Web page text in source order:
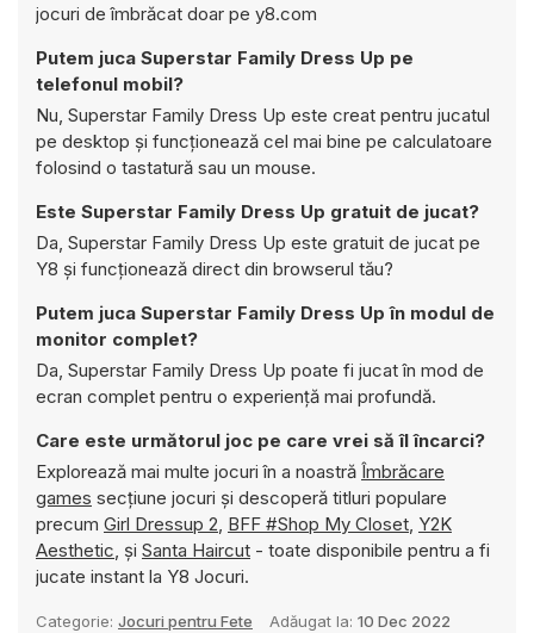
jocuri de îmbrăcat doar pe y8.com
Putem juca Superstar Family Dress Up pe
telefonul mobil?
Nu, Superstar Family Dress Up este creat pentru jucatul
pe desktop și funcționează cel mai bine pe calculatoare
folosind o tastatură sau un mouse.
Este Superstar Family Dress Up gratuit de jucat?
Da, Superstar Family Dress Up este gratuit de jucat pe
Y8 și funcționează direct din browserul tău?
Putem juca Superstar Family Dress Up în modul de
monitor complet?
Da, Superstar Family Dress Up poate fi jucat în mod de
ecran complet pentru o experiență mai profundă.
Care este următorul joc pe care vrei să îl încarci?
Explorează mai multe jocuri în a noastră Îmbrăcare
games secțiune jocuri și descoperă titluri populare
precum Girl Dressup 2, BFF #Shop My Closet, Y2K
Aesthetic, și Santa Haircut - toate disponibile pentru a fi
jucate instant la Y8 Jocuri.
Categorie: Jocuri pentru Fete Adăugat la: 10 Dec 2022